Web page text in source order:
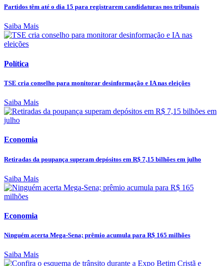
Partidos têm até o dia 15 para registrarem candidaturas nos tribunais
Saiba Mais
Política
TSE cria conselho para monitorar desinformação e IA nas eleições
Saiba Mais
Economia
Retiradas da poupança superam depósitos em R$ 7,15 bilhões em julho
Saiba Mais
Economia
Ninguém acerta Mega-Sena; prêmio acumula para R$ 165 milhões
Saiba Mais